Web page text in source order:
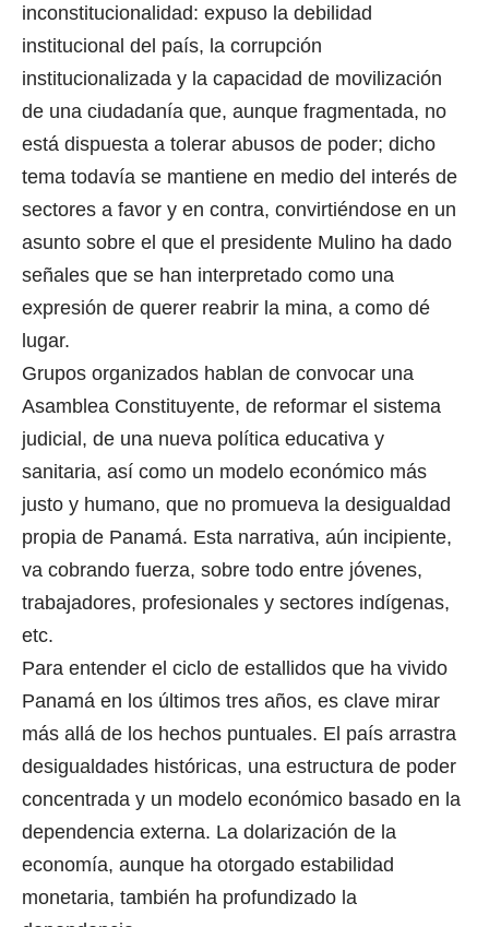
inconstitucionalidad: expuso la debilidad
institucional del país, la corrupción
institucionalizada y la capacidad de movilización
de una ciudadanía que, aunque fragmentada, no
está dispuesta a tolerar abusos de poder; dicho
tema todavía se mantiene en medio del interés de
sectores a favor y en contra, convirtiéndose en un
asunto sobre el que el presidente Mulino ha dado
señales que se han interpretado como una
expresión de querer reabrir la mina, a como dé
lugar.
Grupos organizados hablan de convocar una
Asamblea Constituyente, de reformar el sistema
judicial, de una nueva política educativa y
sanitaria, así como un modelo económico más
justo y humano, que no promueva la desigualdad
propia de Panamá. Esta narrativa, aún incipiente,
va cobrando fuerza, sobre todo entre jóvenes,
trabajadores, profesionales y sectores indígenas,
etc.
Para entender el ciclo de estallidos que ha vivido
Panamá en los últimos tres años, es clave mirar
más allá de los hechos puntuales. El país arrastra
desigualdades históricas, una estructura de poder
concentrada y un modelo económico basado en la
dependencia externa. La dolarización de la
economía, aunque ha otorgado estabilidad
monetaria, también ha profundizado la